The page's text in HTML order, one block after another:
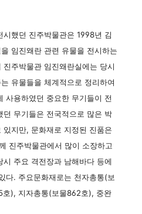
했던 진주박물관은 1998년 김
임진왜란 관련 유물을 전시하는
주박물관 임진왜란실에는 당시
유물들을 체계적으로 정리하여
사용하였던 중요한 무기들이 전
무기들은 전국적으로 많은 박
지만, 문화재로 지정된 진품은
진주박물관에서 많이 소장하고
주요 격전장과 남해바다 등에
다. 주요문화재로는 천자총통(보
), 지자총통(보물862호), 중완